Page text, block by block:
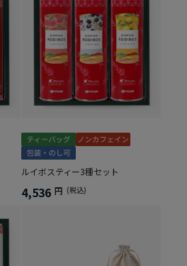
ルイボスティー3種セット
4,536 円 (税込)